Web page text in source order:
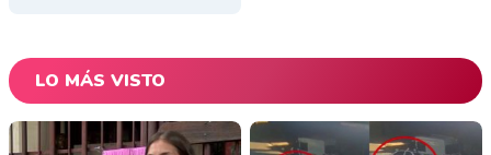
LO MÁS VISTO